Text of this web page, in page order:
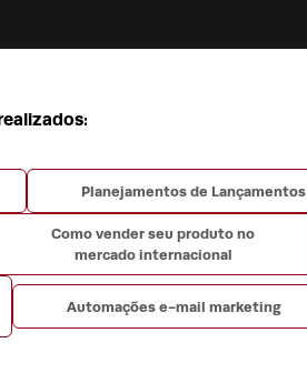
Planejamentos de Lançamentos
Como vender seu produto no
mercado internacional
Automações e-mail marketing